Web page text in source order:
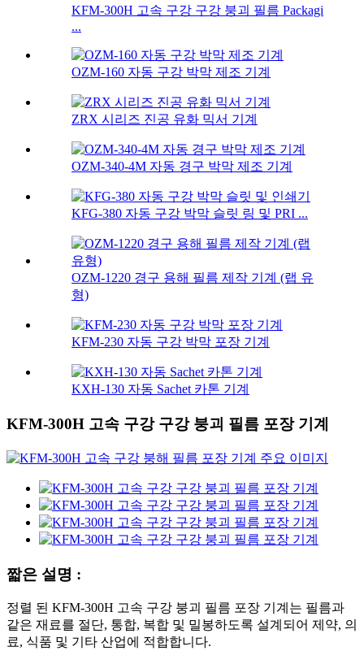
KFM-300H 고속 구강 구강 붕괴 필름 Packagi
...
OZM-160 자동 구강 박막 제조 기계
ZRX 시리즈 진공 유화 믹서 기계
OZM-340-4M 자동 경구 박막 제조 기계
KFG-380 자동 구강 박막 슬릿 링 및 PRI ...
OZM-1220 경구 용해 필름 제작 기계 (랩 유
형)
KFM-230 자동 구강 박막 포장 기계
KXH-130 자동 Sachet 카톤 기계
KFM-300H 고속 구강 구강 붕괴 필름 포장 기계
짧은 설명 :
정렬 된 KFM-300H 고속 구강 붕괴 필름 포장 기계는 필름과
같은 재료를 절단, 통합, 복합 및 밀봉하도록 설계되어 제약, 의
료, 식품 및 기타 산업에 적합합니다.